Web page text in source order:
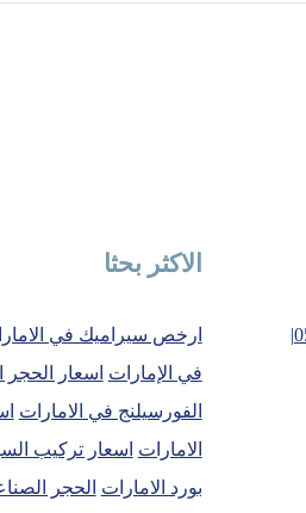
تركيب حجر صناعي في دبي |0544026642|
الاكثر بحثا
ارخص سيراميك في
في الإمارات اسعار
الفورسيلنج في الامارات
الامارات اسعار تركيب
بورد الامارات الحجر